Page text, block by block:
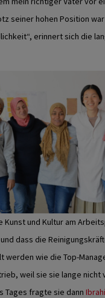
seiner hohen Position
erinnert sich die
und Kultur am
dass die
werden wie die Top-
weil sie sie lange nicht
Tages fragte sie dann